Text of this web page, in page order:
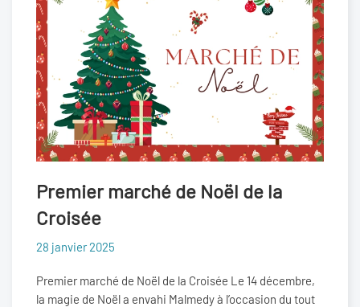
Premier marché de Noël de la
Croisée
28 janvier 2025
Premier marché de Noël de la Croisée Le 14 décembre,
la magie de Noël a envahi Malmedy à l’occasion du tout